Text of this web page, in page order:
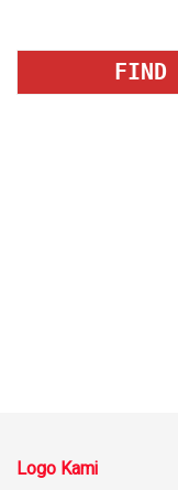
FIND
Logo Kami